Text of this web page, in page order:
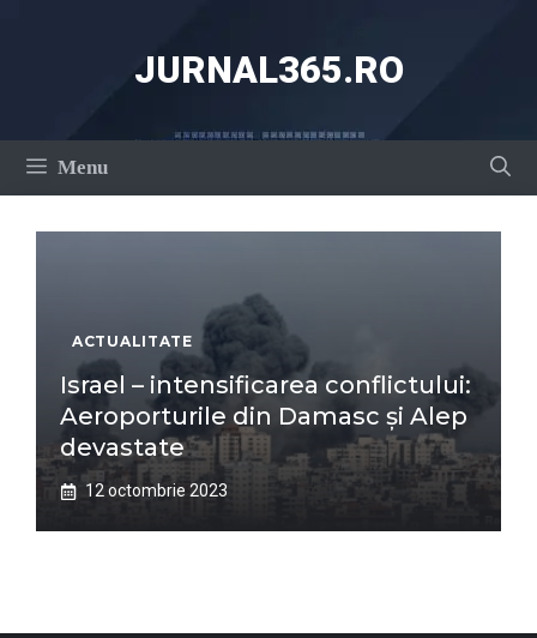
JURNAL365.RO
Menu
ACTUALITATE
Israel – intensificarea conflictului:
Aeroporturile din Damasc și Alep
devastate
12 octombrie 2023